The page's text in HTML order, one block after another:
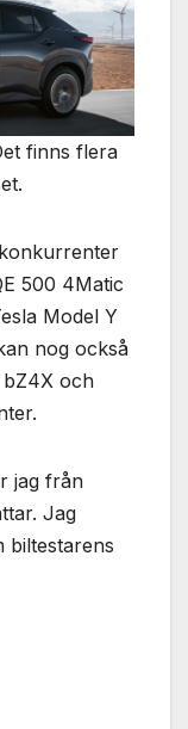
finns flera
500 4Matic
Model Y
nog också
och
jag från
Jag
biltestarens